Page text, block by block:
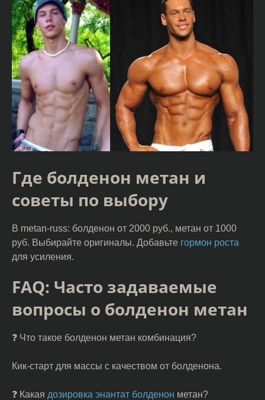
Где болденон метан и
советы по выбору
В metan-russ: болденон от 2000 руб., метан от 1000
руб. Выбирайте оригиналы. Добавьте гормон роста
для усиления.
FAQ: Часто задаваемые
вопросы о болденон метан
❓ Что такое болденон метан комбинация?
Кик-старт для массы с качеством от болденона.
❓ Какая дозировка энантат болденон метан?